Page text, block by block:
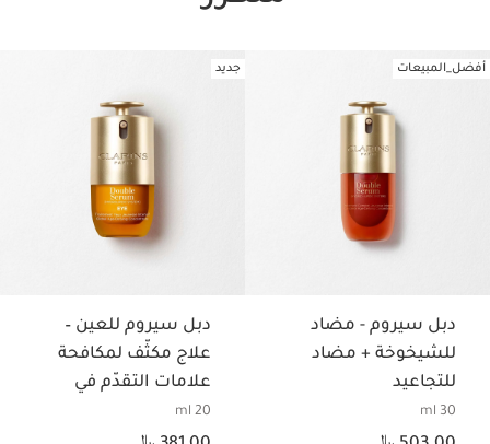
أفضل_المبيعات
دبل سيروم - مضاد
للشيخوخة + مضاد
للتجاعيد
30 ml
السعر الحالي هو 503.00 ﷼
جديد
دبل سيروم للعين –
علاج مكثّف لمكافحة
علامات التقدّم في
السن لمنطقة العين
20 ml
السعر الحالي هو 381.00 ﷼